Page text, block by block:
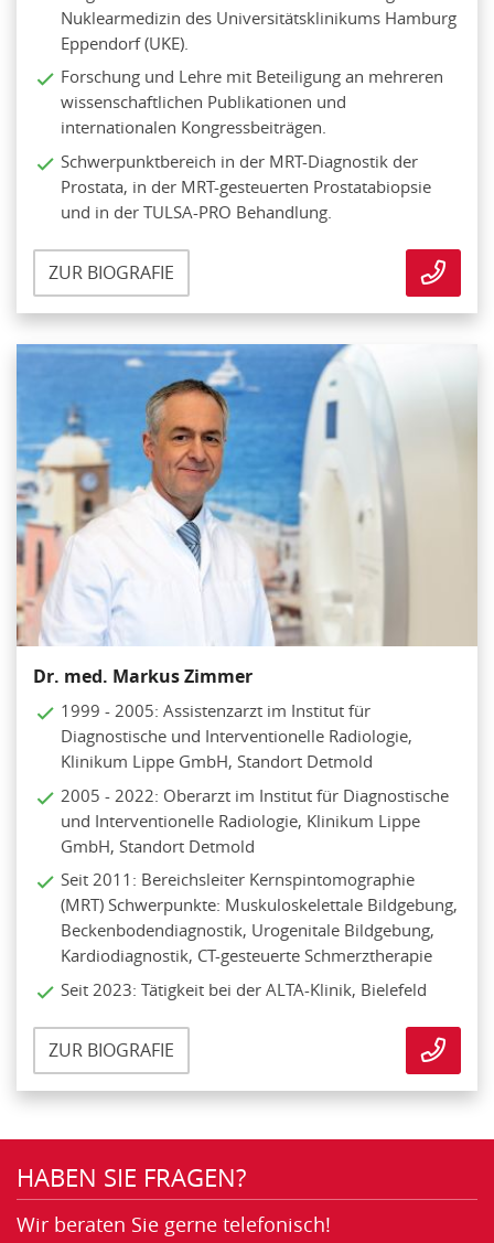
Nuklearmedizin des Universitätsklinikums Hamburg
Eppendorf (UKE).
Forschung und Lehre mit Beteiligung an mehreren
wissenschaftlichen Publikationen und
internationalen Kongressbeiträgen.
Schwerpunktbereich in der MRT-Diagnostik der
Prostata, in der MRT-gesteuerten Prostatabiopsie
und in der TULSA-PRO Behandlung.
ZUR BIOGRAFIE
Dr. med. Markus Zimmer
1999 - 2005: Assistenzarzt im Institut für
Diagnostische und Interventionelle Radiologie,
Klinikum Lippe GmbH, Standort Detmold
2005 - 2022: Oberarzt im Institut für Diagnostische
und Interventionelle Radiologie, Klinikum Lippe
GmbH, Standort Detmold
Seit 2011: Bereichsleiter Kernspintomographie
(MRT) Schwerpunkte: Muskuloskelettale Bildgebung,
Beckenbodendiagnostik, Urogenitale Bildgebung,
Kardiodiagnostik, CT-gesteuerte Schmerztherapie
Seit 2023: Tätigkeit bei der ALTA-Klinik, Bielefeld
ZUR BIOGRAFIE
HABEN SIE FRAGEN?
Wir beraten Sie gerne telefonisch!